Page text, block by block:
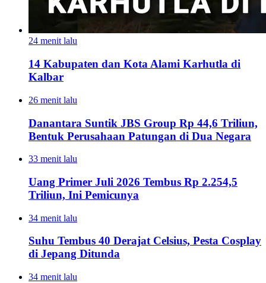
24 menit lalu
14 Kabupaten dan Kota Alami Karhutla di
Kalbar
26 menit lalu
Danantara Suntik JBS Group Rp 44,6 Triliun,
Bentuk Perusahaan Patungan di Dua Negara
33 menit lalu
Uang Primer Juli 2026 Tembus Rp 2.254,5
Triliun, Ini Pemicunya
34 menit lalu
Suhu Tembus 40 Derajat Celsius, Pesta Cosplay
di Jepang Ditunda
34 menit lalu